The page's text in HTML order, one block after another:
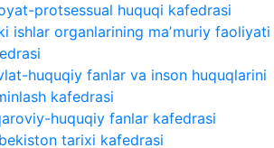
protsessual huquqi kafedrasi
ishlar organlarining maʼmuriy faoliyati
huquqiy fanlar va inson huquqlarini
kafedrasi
huquqiy fanlar kafedrasi
tarixi kafedrasi